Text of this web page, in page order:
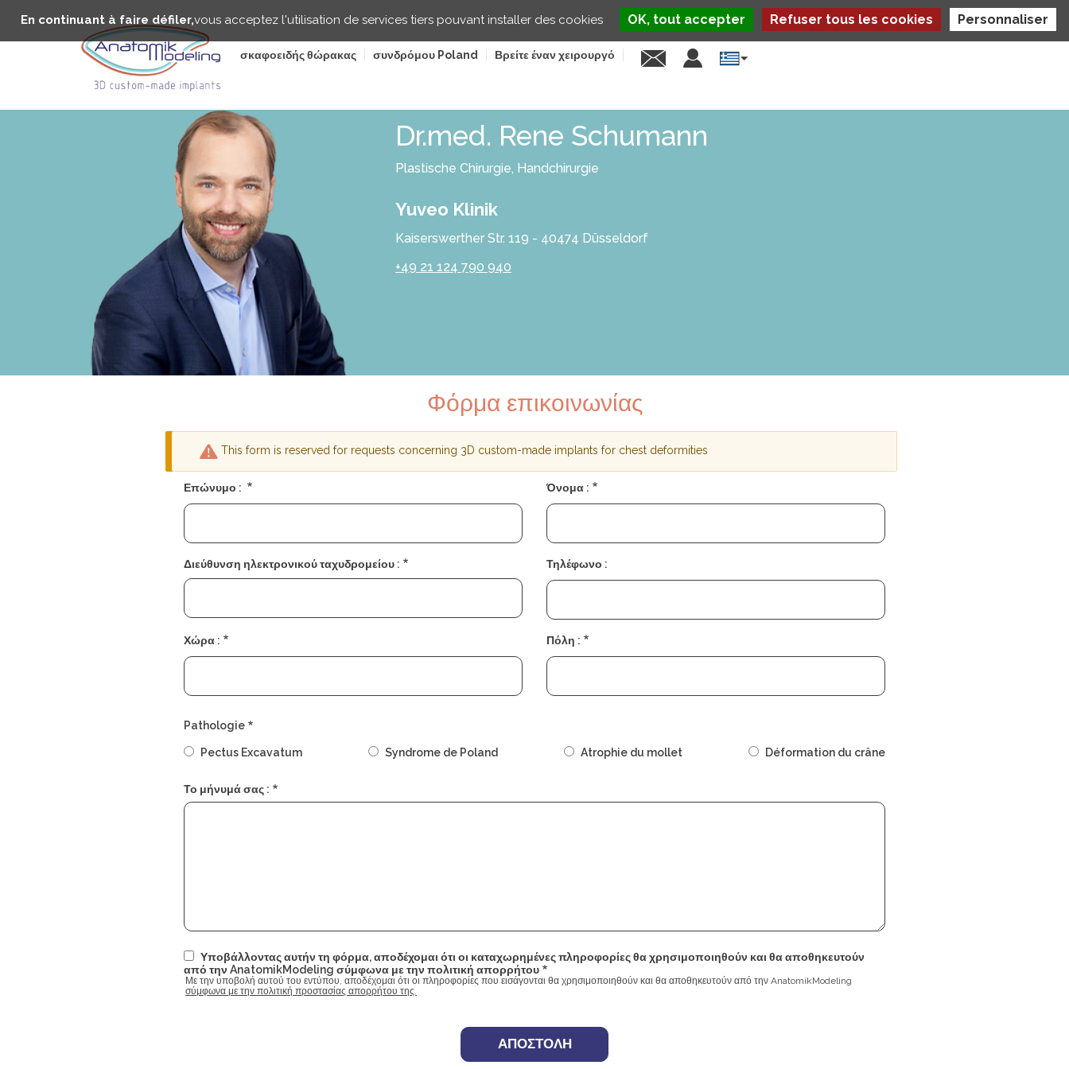
προς
κυρίως
σκαφοειδής θώρακας συνδρόμου Poland Βρείτε έναν χειρουργό
Select
your
Dr.med. Rene Schumann
Plastische Chirurgie, Handchirurgie
Yuveo Klinik
Kaiserswerther Str. 119 - 40474 Düsseldorf
+49 21 124 790 940
Φόρμα επικοινωνίας
Μήνυμα
προειδοποίησης
This form is reserved for requests concerning 3D custom-made implants for chest deformities
Επώνυμο : Όνομα :
Διεύθυνση ηλεκτρονικού ταχυδρομείου : Τηλέφωνο :
Χώρα : Πόλη :
Pathologie
Pectus Excavatum Syndrome de Poland Atrophie du mollet Déformation du crâne
Το μήνυμά σας :
Υποβάλλοντας αυτήν τη φόρμα, αποδέχομαι ότι οι καταχωρημένες πληροφορίες θα χρησιμοποιηθούν και θα αποθηκευτούν
από την AnatomikModeling σύμφωνα με την πολιτική απορρήτου
Με την υποβολή αυτού του εντύπου, αποδέχομαι ότι οι πληροφορίες που εισάγονται θα χρησιμοποιηθούν και θα αποθηκευτούν από την AnatomikModeling
σύμφωνα με την πολιτική προστασίας απορρήτου της.
En continuant à faire défiler,vous acceptez l'utilisation de services tiers pouvant installer des cookies OK, tout accepter Refuser tous les cookies Personnaliser